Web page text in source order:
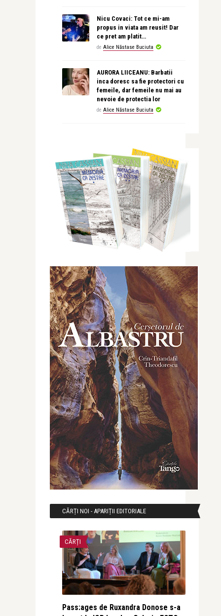
Nicu Covaci: Tot ce mi-am
propus in viata am reusit! Dar
ce pret am platit…
de Alice Năstase Buciuta
AURORA LIICEANU: Barbatii
inca doresc sa fie protectori cu
femeile, dar femeile nu mai au
nevoie de protectia lor
de Alice Năstase Buciuta
CĂRȚI NOI - APARIȚII EDITORIALE
CĂRȚI
Pass:ages de Ruxandra Donose s-a